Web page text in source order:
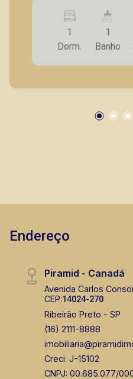
planejados; - Ares
completa; - 1 vagas de
temos imóveis no
Botânico, Jardim
próximos a mercados,
1
Dorm.
1
Banho
Endereço
Piramid - Canadá
Avenida Carlos
CEP:14024-270
Ribeirão Preto - SP
(16) 2111-8888
Creci: J-15102
CNPJ: 00.685.077/